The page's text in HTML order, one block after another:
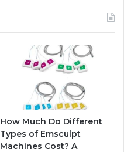
How Much Do Different
Types of Emsculpt
Machines Cost? A